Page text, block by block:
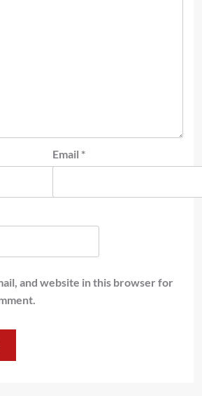
Email *
and website in this browser for